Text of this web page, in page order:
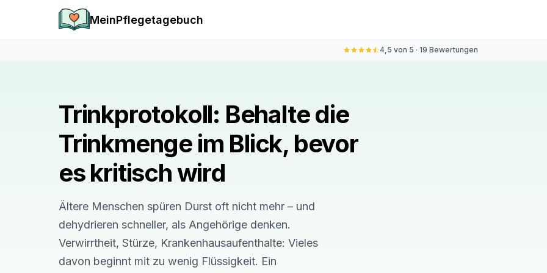
MeinPflegetagebuch
4,5 von 5 · 19 Bewertungen
Trinkprotokoll: Behalte die
Trinkmenge im Blick, bevor
es kritisch wird
Ältere Menschen spüren Durst oft nicht mehr – und
dehydrieren schneller, als Angehörige denken.
Verwirrtheit, Stürze, Krankenhausaufenthalte: Vieles
davon beginnt mit zu wenig Flüssigkeit. Ein